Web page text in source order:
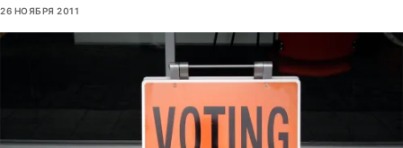
26 НОЯБРЯ 2011